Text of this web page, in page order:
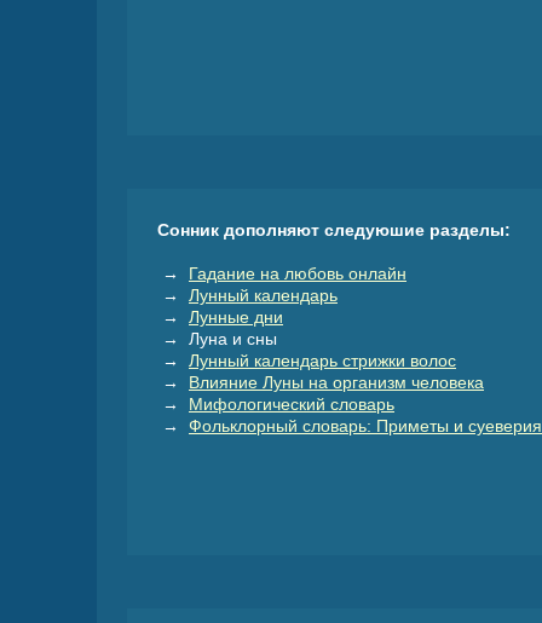
Сонник дополняют следуюшие разделы:
→ Гадание на любовь онлайн
→ Лунный календарь
→ Лунные дни
→ Луна и сны
→ Лунный календарь стрижки волос
→ Влияние Луны на организм человека
→ Мифологический словарь
→ Фольклорный словарь: Приметы и суеверия